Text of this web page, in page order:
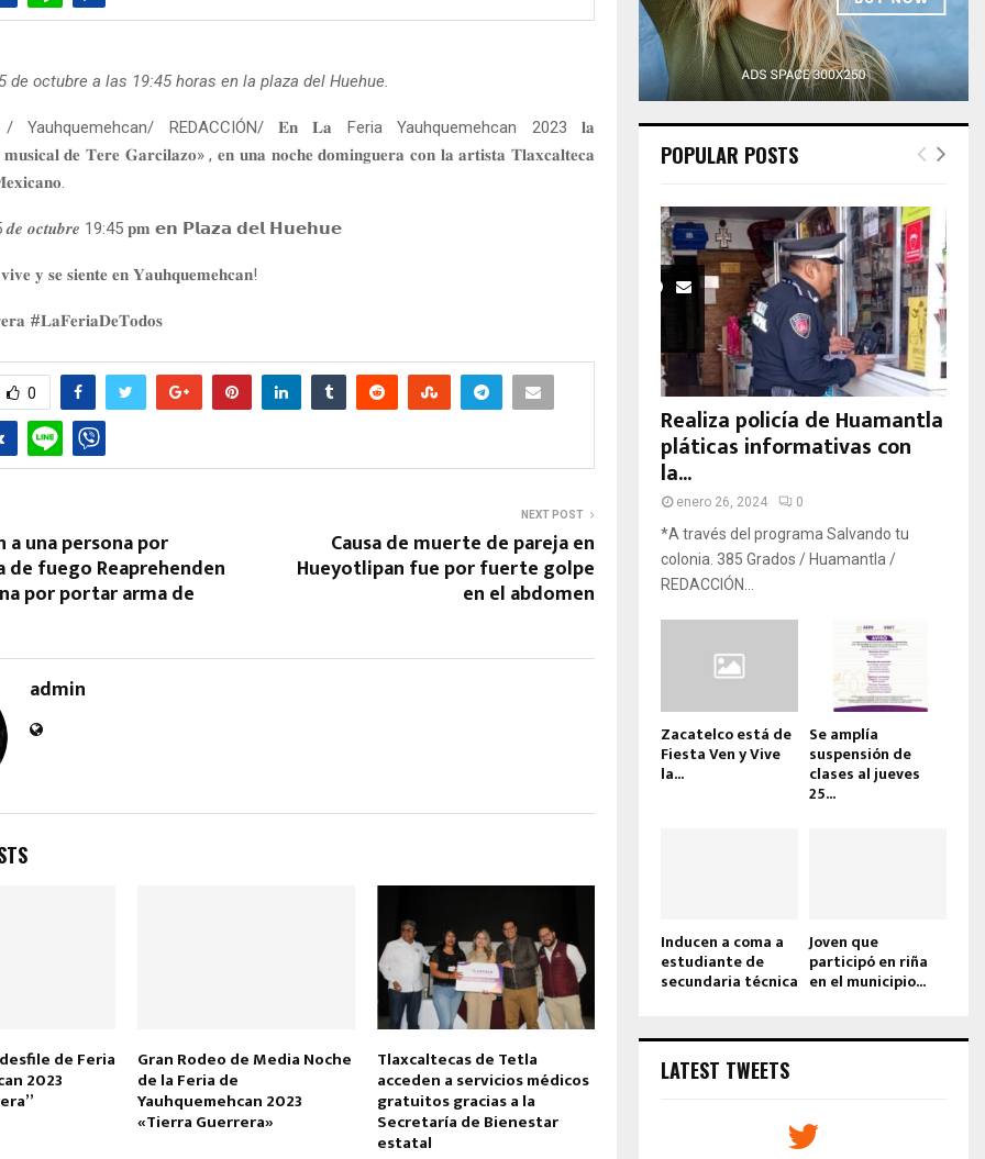
de octubre a las 19:45 horas en la plaza del Huehue.
Yauhquemehcan/ REDACCIÓN/ 𝐄𝐧 𝐋𝐚 Feria Yauhquemehcan 2023 𝐥𝐚
𝐦𝐮𝐬𝐢𝐜𝐚𝐥 𝐝𝐞 𝐓𝐞𝐫𝐞 𝐆𝐚𝐫𝐜𝐢𝐥𝐚𝐳𝐨» , 𝐞𝐧 𝐮𝐧𝐚 𝐧𝐨𝐜𝐡𝐞 𝐝𝐨𝐦𝐢𝐧𝐠𝐮𝐞𝐫𝐚 𝐜𝐨𝐧 𝐥𝐚 𝐚𝐫𝐭𝐢𝐬𝐭𝐚 𝐓𝐥𝐚𝐱𝐜𝐚𝐥𝐭𝐞𝐜𝐚
𝒐𝒄𝒕𝒖𝒃𝒓𝒆 19:45 𝐩𝐦 𝗲𝗻 𝗣𝗹𝗮𝘇𝗮 𝗱𝗲𝗹 𝗛𝘂𝗲𝗵𝘂𝗲
𝐲 𝐬𝐞 𝐬𝐢𝐞𝐧𝐭𝐞 𝐞𝐧 𝐘𝐚𝐮𝐡𝐪𝐮𝐞𝐦𝐞𝐡𝐜𝐚𝐧!
#𝐋𝐚𝐅𝐞𝐫𝐢𝐚𝐃𝐞𝐓𝐨𝐝𝐨𝐬
0
a una persona por
fuego Reaprehenden
por portar arma de
NEXT POST
Causa de muerte de pareja en
Hueyotlipan fue por fuerte golpe
en el abdomen
admin
de Feria
2023
Gran Rodeo de Media Noche
de la Feria de
Yauhquemehcan 2023
«Tierra Guerrera»
Tlaxcaltecas de Tetla
acceden a servicios médicos
gratuitos gracias a la
Secretaría de Bienestar
estatal
POPULAR POSTS
Realiza policía de Huamantla
pláticas informativas con
la...
enero 26, 2024 0
*A través del programa Salvando tu
colonia. 385 Grados / Huamantla /
REDACCIÓN...
Zacatelco está de
Fiesta Ven y Vive
la...
Se amplía
suspensión de
clases al jueves
25...
Inducen a coma a
estudiante de
secundaria técnica
Joven que
participó en riña
en el municipio...
LATEST TWEETS